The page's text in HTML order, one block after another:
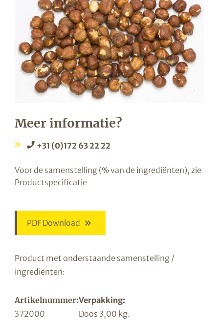
Meer informatie?
+31 (0)172 63 22 22
Voor de samenstelling (% van de ingrediënten), zie
Productspecificatie
PDF Download
Product met onderstaande samenstelling /
ingrediënten:
Artikelnummer:Verpakking:
372000
Doos 3,00 kg.